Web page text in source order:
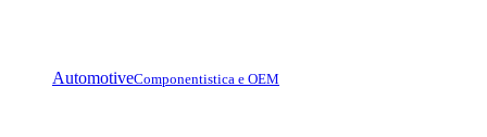
AutomotiveComponentistica e OEM